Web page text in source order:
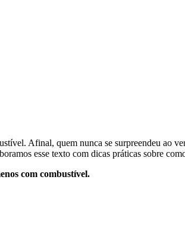
Afinal, quem nunca se surpreendeu ao
esse texto com dicas práticas sobre
com combustível.